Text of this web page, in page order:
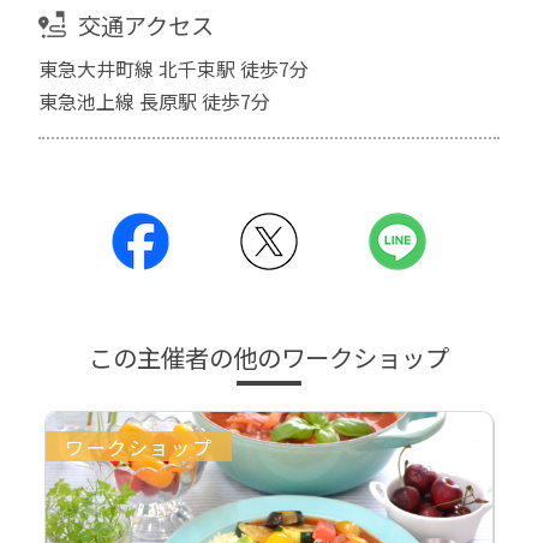
交通アクセス
東急大井町線 北千束駅 徒歩7分
東急池上線 長原駅 徒歩7分
この主催者の他のワークショップ
ワークショップ